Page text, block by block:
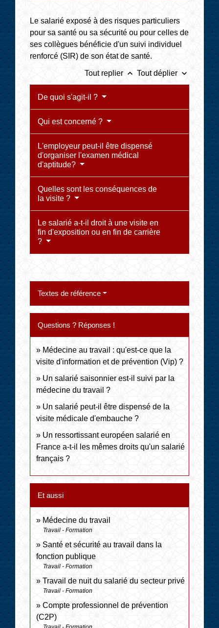
Le salarié exposé à des risques particuliers
pour sa santé ou sa sécurité ou pour celles de
ses collègues bénéficie d'un suivi individuel
renforcé (SIR) de son état de santé.
Tout replier keyboard_arrow_up Tout déplier keyboard_arrow_down
De quoi s'agit-il ?
Qui est concerné ?
L'employeur peut-il être dispensé
d'organiser l'examen médical
d'aptitude?
Quelles sont les conséquences de
la visite ?
Le salarié a-t-il droit à une visite en
fin d'exposition ou en fin de carrière
?
Textes de référence
Questions ? Réponses !
Médecine au travail : qu'est-ce que la
visite d'information et de prévention (Vip) ?
Un salarié saisonnier est-il suivi par la
médecine du travail ?
Un salarié peut-il être dispensé de la
visite médicale d'embauche ?
Un ressortissant européen salarié en
France a-t-il les mêmes droits qu'un salarié
français ?
Et aussi
Médecine du travail
Travail - Formation
Santé et sécurité au travail dans la
fonction publique
Travail - Formation
Travail de nuit du salarié du secteur privé
Travail - Formation
Compte professionnel de prévention
(C2P)